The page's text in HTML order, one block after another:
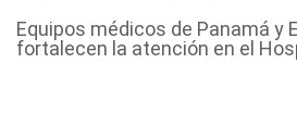
Equipos médicos de Panamá y
fortalecen la atención en el